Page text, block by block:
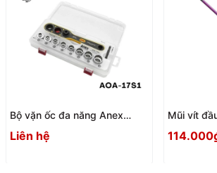
Bộ vặn ốc đa năng Anex
AOA-17S1 Nhật Bản
Liên hệ
Mũi vít